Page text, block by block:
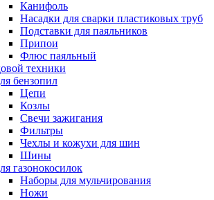
Канифоль
Насадки для сварки пластиковых труб
Подставки для паяльников
Припои
Флюс паяльный
техники
бензопил
Цепи
Козлы
Свечи зажигания
Фильтры
Чехлы и кожухи для шин
Шины
газонокосилок
Наборы для мульчирования
Ножи